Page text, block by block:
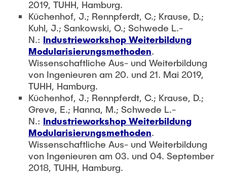
2019, TUHH, Hamburg.
Küchenhof, J.; Rennpferdt, C.; Krause, D.;
Kuhl, J.; Sankowski, O.; Schwede L.-
N.: Industrieworkshop Weiterbildung
Modularisierungsmethoden.
Wissenschaftliche Aus- und Weiterbildung
von Ingenieuren am 20. und 21. Mai 2019,
TUHH, Hamburg.
Küchenhof, J.; Rennpferdt, C.; Krause, D.;
Greve, E.; Hanna, M.; Schwede L.-
N.: Industrieworkshop Weiterbildung
Modularisierungsmethoden.
Wissenschaftliche Aus- und Weiterbildung
von Ingenieuren am 03. und 04. September
2018, TUHH, Hamburg.